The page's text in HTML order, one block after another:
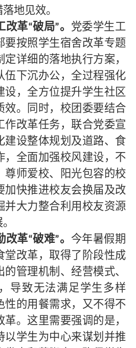
地见效。
改革“破局”。 党委学生工
要按照学生宿舍改革专题
详细的落地执行方案，
伍下沉办公，全过程强化
设，全方位提升学生社区
效。同时，校团委要结合
作改革任务，联合党委宣
建设整体规划及道路、食
，全面加强校风建设，不
尊师爱校、阳光包容的校
加快推进校友会换届及改
并大力整合利用校友资源
改革“破难”。 今年暑假期
堂改革，取得了阶段性成
管理机制、经营模式、
导致无法满足学生多样
性的用餐需求，又不得不
。这里需要强调的是，
以学生为中心来谋划并推